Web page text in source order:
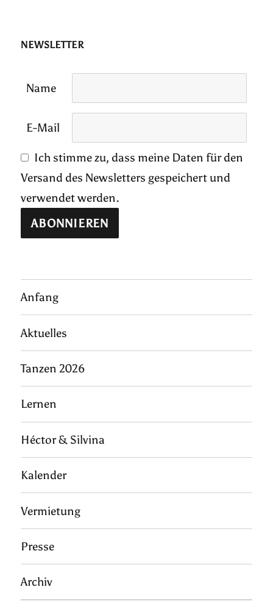
NEWSLETTER
Name
E-Mail
Ich stimme zu, dass meine Daten für den
Versand des Newsletters gespeichert und
verwendet werden.
Anfang
Aktuelles
Tanzen 2026
Lernen
Héctor & Silvina
Kalender
Vermietung
Presse
Archiv